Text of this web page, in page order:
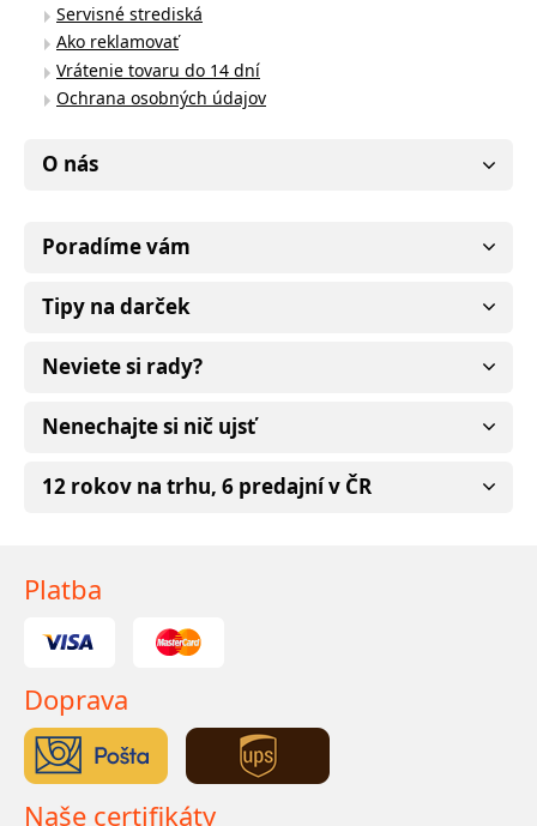
Servisné strediská
Ako reklamovať
Vrátenie tovaru do 14 dní
Ochrana osobných údajov
O nás
Poradíme vám
Tipy na darček
Neviete si rady?
Nenechajte si nič ujsť
12 rokov na trhu, 6 predajní v ČR
Platba
Doprava
Naše certifikáty